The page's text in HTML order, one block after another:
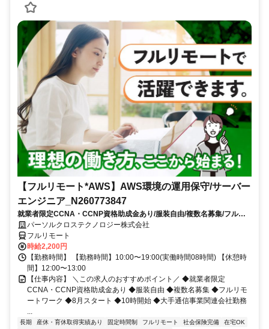
【フルリモート*AWS】AWS環境の運用保守/サーバー
エンジニア_N260773847
就業者限定CCNA・CCNP資格助成金あり/服装自由/複数名募集/フルリ
モートワーク/8月スタート/10時開始/大手通信事業関連会社勤務
パーソルクロステクノロジー株式会社
フルリモート
時給2,200円
【勤務時間】 【勤務時間】10:00〜19:00(実働時間08時間) 【休憩時
間】12:00〜13:00
【仕事内容】 ＼この求人のおすすめポイント／ ◆就業者限定
CCNA・CCNP資格助成金あり ◆服装自由 ◆複数名募集 ◆フルリモ
ートワーク ◆8月スタート ◆10時開始 ◆大手通信事業関連会社勤務
...
長期 産休・育休取得実績あり 固定時間制 フルリモート 社会保険完備 在宅OK